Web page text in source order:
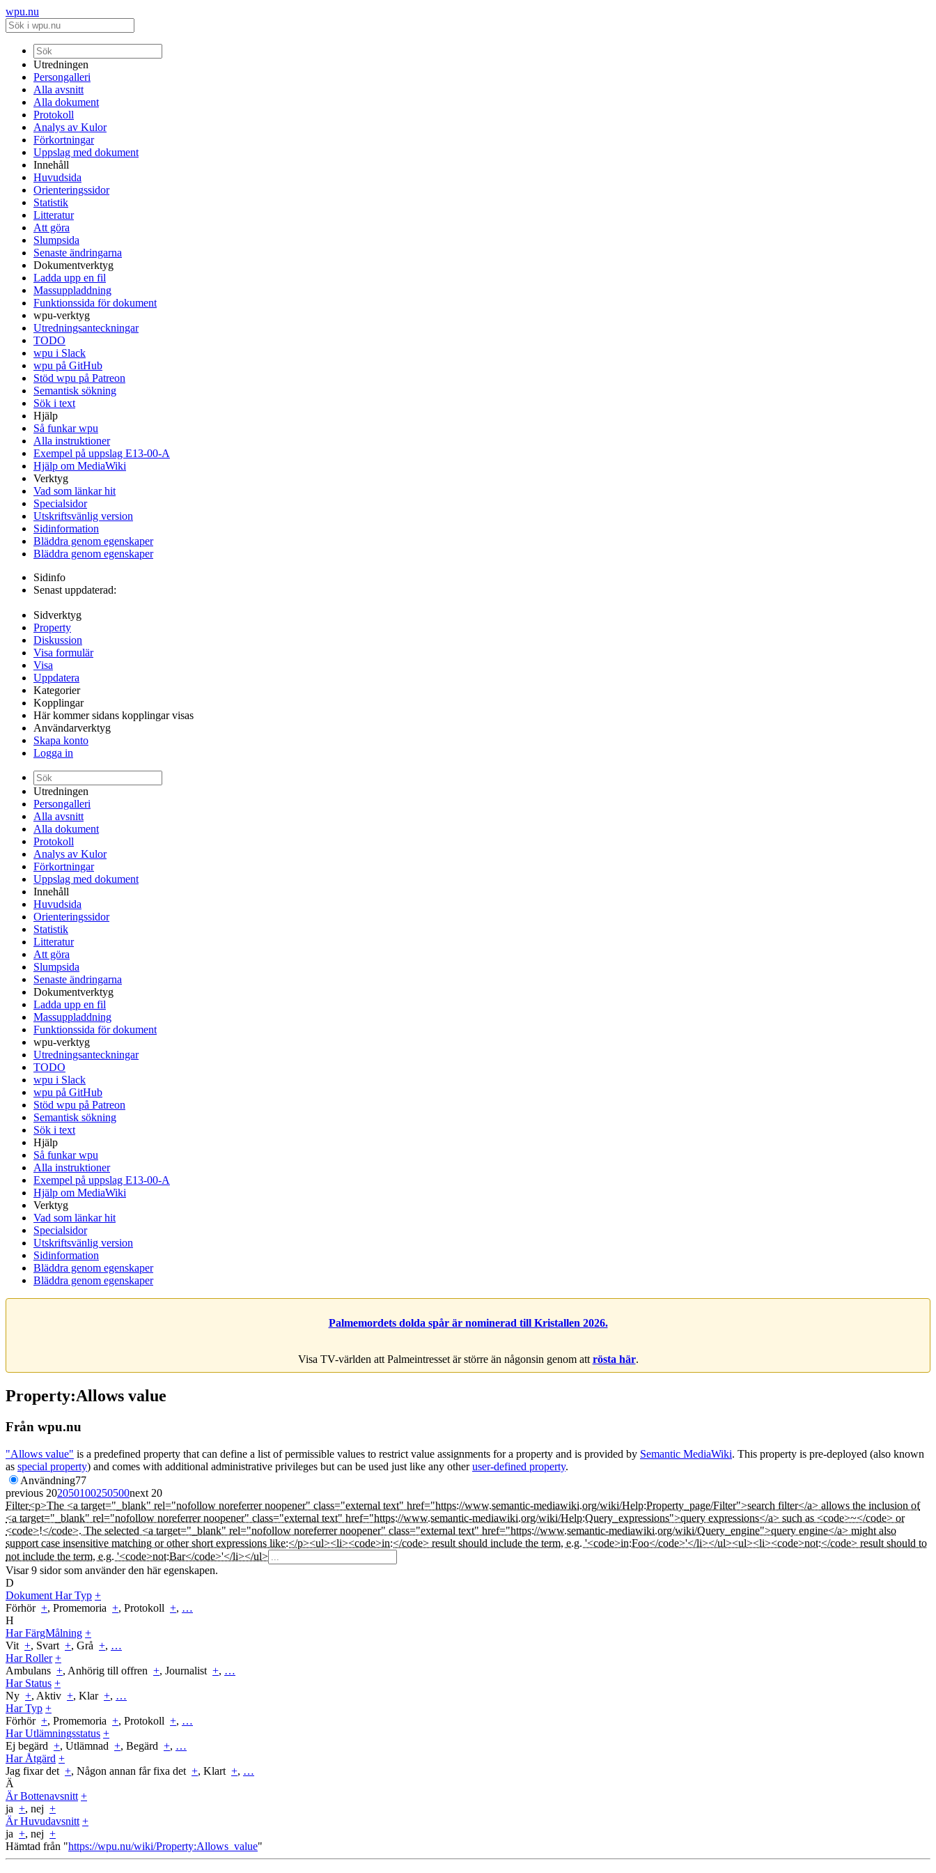
wpu.nu
Utredningen
Persongalleri
Alla avsnitt
Alla dokument
Protokoll
Analys av Kulor
Förkortningar
Uppslag med dokument
Innehåll
Huvudsida
Orienteringssidor
Statistik
Litteratur
Att göra
Slumpsida
Senaste ändringarna
Dokumentverktyg
Ladda upp en fil
Massuppladdning
Funktionssida för dokument
wpu-verktyg
Utredningsanteckningar
TODO
wpu i Slack
wpu på GitHub
Stöd wpu på Patreon
Semantisk sökning
Sök i text
Hjälp
Så funkar wpu
Alla instruktioner
Exempel på uppslag E13-00-A
Hjälp om MediaWiki
Verktyg
Vad som länkar hit
Specialsidor
Utskriftsvänlig version
Sidinformation
Bläddra genom egenskaper
Bläddra genom egenskaper
Sidinfo
Senast uppdaterad:
Sidverktyg
Property
Diskussion
Visa formulär
Visa
Uppdatera
Kategorier
Kopplingar
Här kommer sidans kopplingar visas
Användarverktyg
Skapa konto
Logga in
Utredningen
Persongalleri
Alla avsnitt
Alla dokument
Protokoll
Analys av Kulor
Förkortningar
Uppslag med dokument
Innehåll
Huvudsida
Orienteringssidor
Statistik
Litteratur
Att göra
Slumpsida
Senaste ändringarna
Dokumentverktyg
Ladda upp en fil
Massuppladdning
Funktionssida för dokument
wpu-verktyg
Utredningsanteckningar
TODO
wpu i Slack
wpu på GitHub
Stöd wpu på Patreon
Semantisk sökning
Sök i text
Hjälp
Så funkar wpu
Alla instruktioner
Exempel på uppslag E13-00-A
Hjälp om MediaWiki
Verktyg
Vad som länkar hit
Specialsidor
Utskriftsvänlig version
Sidinformation
Bläddra genom egenskaper
Bläddra genom egenskaper
Palmemordets dolda spår är nominerad till Kristallen 2026.
Visa TV-världen att Palmeintresset är större än någonsin genom att rösta här.
Property:Allows value
Från wpu.nu
"Allows value" is a predefined property that can define a list of permissible values to restrict value assignments for a property and is provided by Semantic MediaWiki. This property is pre-deployed (also known
as special property) and comes with additional administrative privileges but can be used just like any otheruser-defined property.
Användning77
previous 202050100250500next 20
Filter<p>The <a target="_blank" rel="nofollow noreferrer noopener" class="external text" href="https://www.semantic-mediawiki.org/wiki/Help:Property_page/Filter">search filter</a> allows the inclusion of
<a target="_blank" rel="nofollow noreferrer noopener" class="external text" href="https://www.semantic-mediawiki.org/wiki/Help:Query_expressions">query expressions</a> such as <code>~</code> or
<code>!</code>. The selected <a target="_blank" rel="nofollow noreferrer noopener" class="external text" href="https://www.semantic-mediawiki.org/wiki/Query_engine">query engine</a> might also
support case insensitive matching or other short expressions like:</p><ul><li><code>in:</code> result should include the term, e.g. '<code>in:Foo</code>'</li></ul><ul><li><code>not:</code> result should to
not include the term, e.g. '<code>not:Bar</code>'</li></ul>
Visar 9 sidor som använder den här egenskapen.
D
Dokument Har Typ +
Förhör +, Promemoria +, Protokoll +, …
H
Har FärgMålning +
Vit +, Svart +, Grå +, …
Har Roller +
Ambulans +, Anhörig till offren +, Journalist +, …
Har Status +
Ny +, Aktiv +, Klar +, …
Har Typ +
Förhör +, Promemoria +, Protokoll +, …
Har Utlämningsstatus +
Ej begärd +, Utlämnad +, Begärd +, …
Har Åtgärd +
Jag fixar det +, Någon annan får fixa det +, Klart +, …
Ä
Är Bottenavsnitt +
ja +, nej +
Är Huvudavsnitt +
ja +, nej +
Hämtad från "https://wpu.nu/wiki/Property:Allows_value"